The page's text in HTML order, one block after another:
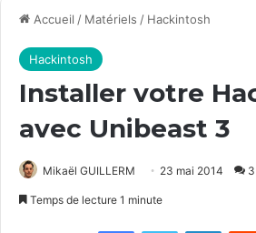
Accueil / Matériels / Hackintosh
Hackintosh
Installer votre
avec Unibeast 3
Mikaël GUILLERM 23 mai 2014 3
Temps de lecture 1 minute